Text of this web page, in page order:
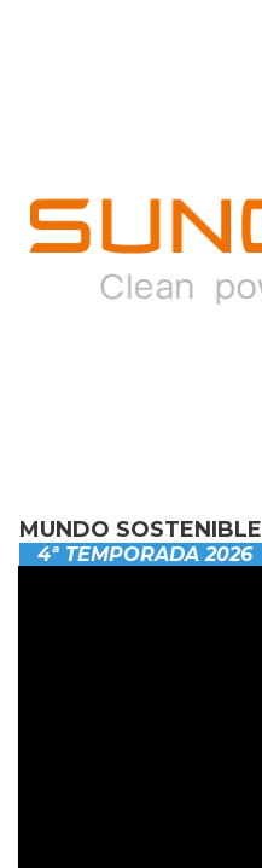
MUNDO SOSTENIBLE
4ª TEMPORADA 2026